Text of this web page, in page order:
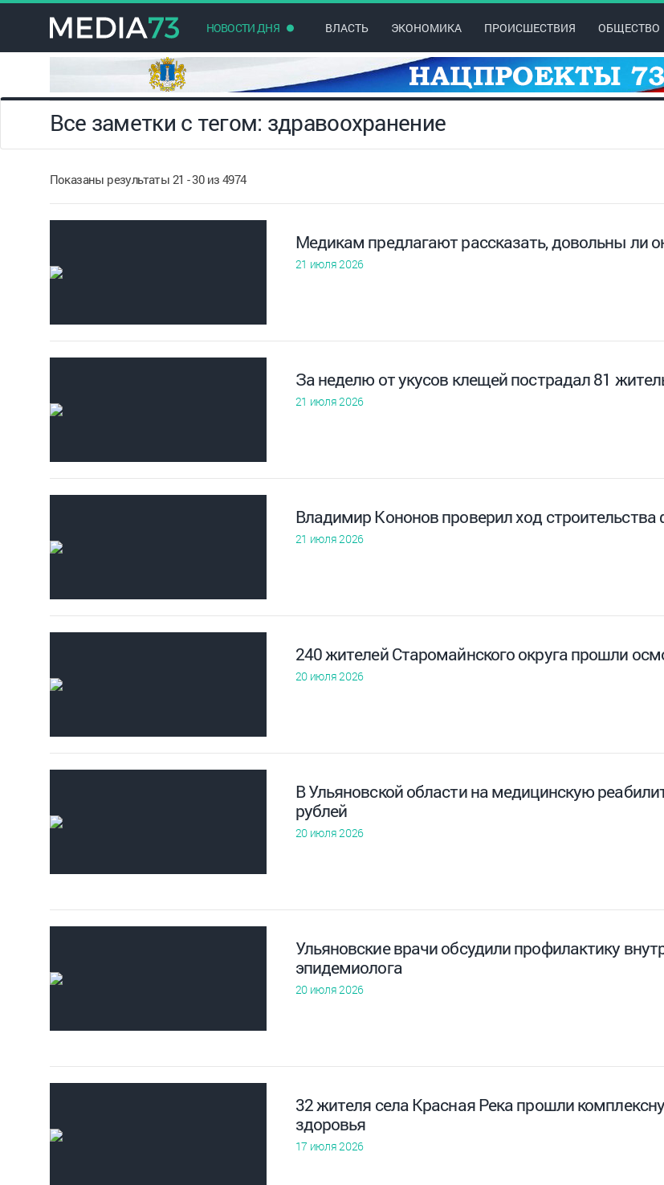
НОВОСТИ ДНЯ ВЛАСТЬ ЭКОНОМИКА ПРОИСШЕСТВИЯ ОБЩЕСТВО
Все заметки с тегом: здравоохранение
Показаны результаты 21 - 30 из 4974
Медикам предлагают рассказать, довольны ли
21 июля 2026
За неделю от укусов клещей пострадал 81
21 июля 2026
Владимир Кононов проверил ход
21 июля 2026
240 жителей Старомайнского округа прошли
20 июля 2026
В Ульяновской области на медицинскую
рублей
20 июля 2026
Ульяновские врачи обсудили профилактику
эпидемиолога
20 июля 2026
32 жителя села Красная Река прошли
здоровья
17 июля 2026